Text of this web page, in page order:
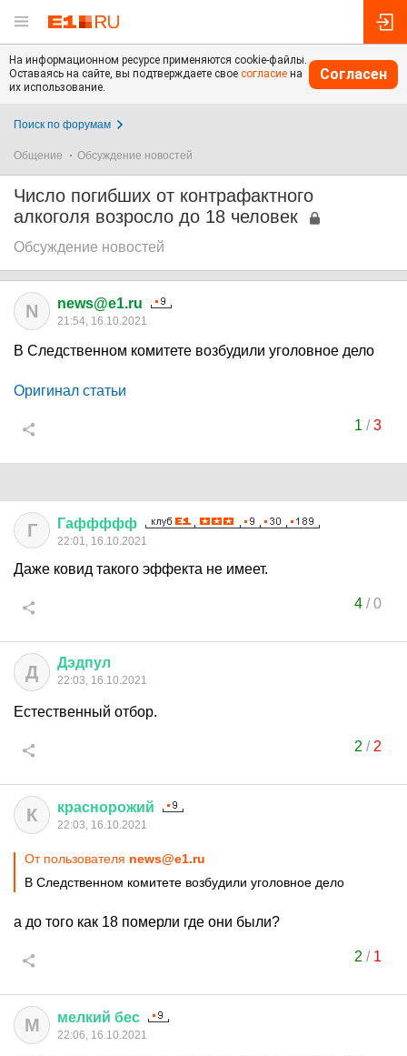
На информационном ресурсе применяются cookie-файлы.
Оставаясь на сайте, вы подтверждаете свое согласие на
их использование.
Согласен
Поиск по форумам
Общение Обсуждение новостей
Число погибших от контрафактного
алкоголя возросло до 18 человек
Обсуждение новостей
N news@e1.ru
21:54, 16.10.2021
В Следственном комитете возбудили уголовное дело
Оригинал статьи
1 /3
Г Гаффффф
22:01, 16.10.2021
Даже ковид такого эффекта не имеет.
4/0
Д Дэдпул
22:03, 16.10.2021
Естественный отбор.
2 / 2
К краснорожий
22:03, 16.10.2021
От пользователя news@e1.ru
В Следственном комитете возбудили уголовное дело
а до того как 18 померли где они были?
2 / 1
М мелкий бес
22:06, 16.10.2021